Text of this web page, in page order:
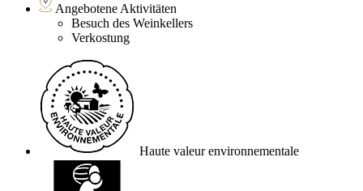
Angebotene Aktivitäten
Besuch des Weinkellers
Verkostung
Haute valeur environnementale